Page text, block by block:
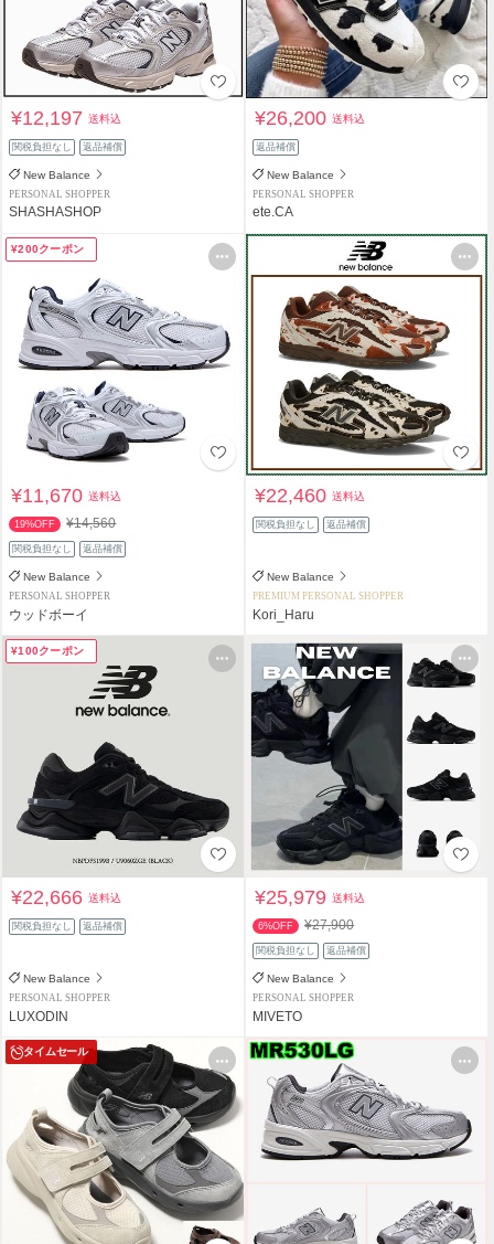
¥12,197送料込
関税負担なし 返品補償
New Balance
PERSONAL SHOPPER
SHASHASHOP
¥26,200送料込
返品補償
New Balance
PERSONAL SHOPPER
ete.CA
¥200クーポン
¥11,670送料込
19%OFF ¥14,560
関税負担なし 返品補償
New Balance
PERSONAL SHOPPER
ウッドボーイ
¥22,460送料込
関税負担なし 返品補償
New Balance
PREMIUM PERSONAL SHOPPER
Kori_Haru
¥100クーポン
¥22,666送料込
関税負担なし 返品補償
New Balance
PERSONAL SHOPPER
LUXODIN
¥25,979送料込
6%OFF ¥27,900
関税負担なし 返品補償
New Balance
PERSONAL SHOPPER
MIVETO
タイムセール